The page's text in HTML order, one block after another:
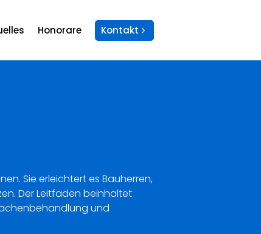
Honorare Kontakt
Sie erleichtert es Bauherren,
Der Leitfaden beinhaltet
und